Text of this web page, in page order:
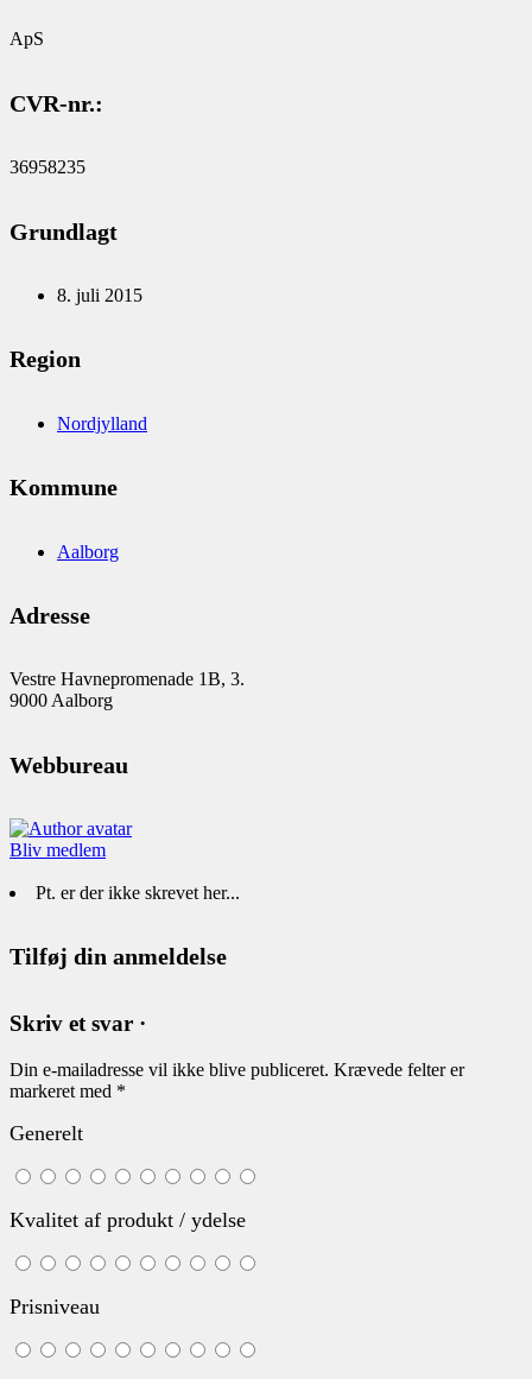
ApS
CVR-nr.:
36958235
Grundlagt
8. juli 2015
Region
Nordjylland
Kommune
Aalborg
Adresse
Vestre Havnepromenade 1B, 3.
9000 Aalborg
Webbureau
Bliv medlem
Pt. er der ikke skrevet her...
Tilføj din anmeldelse
Skriv et svar ·
Din e-mailadresse vil ikke blive publiceret. Krævede felter er
markeret med *
Generelt
Kvalitet af produkt / ydelse
Prisniveau